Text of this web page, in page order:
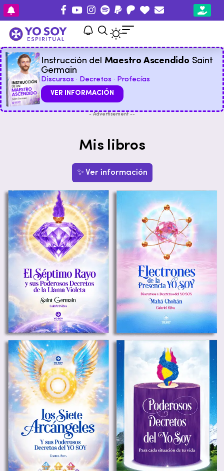
Instrucción del Maestro Ascendido Saint
Germain
Discursos · Decretos · Profecías
VER INFORMACIÓN
- Advertisement --
Mis libros
✨ Ver información